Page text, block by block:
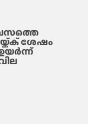
ശേഷം